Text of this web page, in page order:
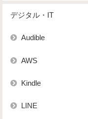
デジタル・IT
Audible
AWS
Kindle
LINE